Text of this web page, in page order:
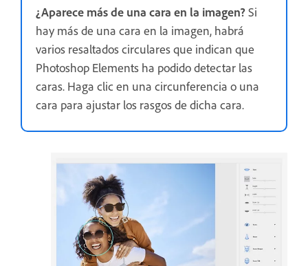
¿Aparece más de una cara en la imagen?Si
hay más de una cara en la imagen, habrá
varios resaltados circulares que indican que
Photoshop Elements ha podido detectar las
caras. Haga clic en una circunferencia o una
cara para ajustar los rasgos de dicha cara.